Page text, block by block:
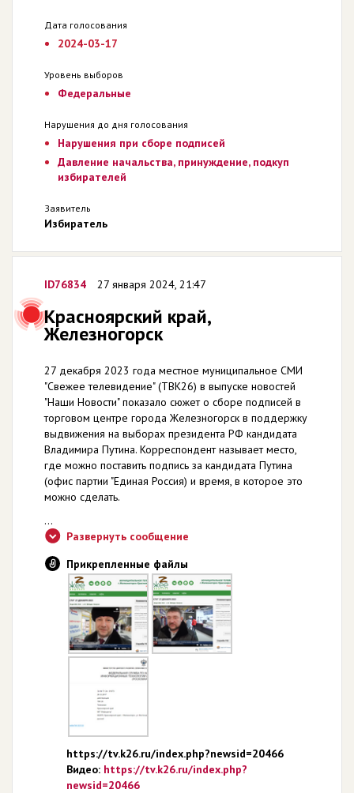
Дата голосования
2024-03-17
Уровень выборов
Федеральные
Нарушения до дня голосования
Нарушения при сборе подписей
Давление начальства, принуждение, подкуп
избирателей
Заявитель
Избиратель
ID76834 27 января 2024, 21:47
Красноярский край,
Железногорск
27 декабря 2023 года местное муниципальное СМИ
"Свежее телевидение" (ТВК26) в выпуске новостей
"Наши Новости" показало сюжет о сборе подписей в
торговом центре города Железногорск в поддержку
выдвижения на выборах президента РФ кандидата
Владимира Путина. Корреспондент называет место,
где можно поставить подпись за кандидата Путина
(офис партии "Единая Россия) и время, в которое это
можно сделать.
...
Развернуть сообщение
Прикрепленные файлы
https://tv.k26.ru/index.php?newsid=20466
Видео: https://tv.k26.ru/index.php?
newsid=20466